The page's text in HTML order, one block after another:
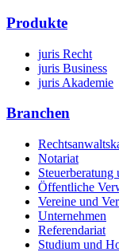
Produkte
juris Recht
juris Business
juris Akademie
Branchen
Notariat
Öffentliche
Vereine und
Unternehmen
Referendariat
Studium und